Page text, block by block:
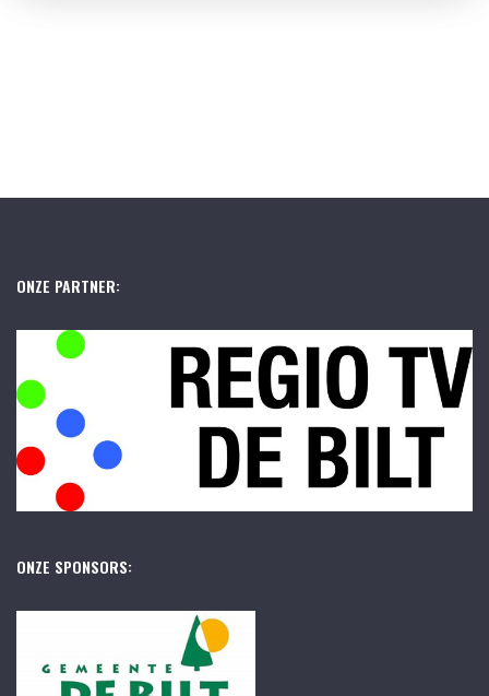
ONZE PARTNER:
ONZE SPONSORS: